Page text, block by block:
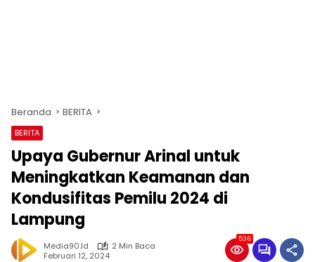
Beranda BERITA
BERITA
Upaya Gubernur Arinal untuk
Meningkatkan Keamanan dan
Kondusifitas Pemilu 2024 di
Lampung
Media90.id
2 Min Baca
Februari 12, 2024
536